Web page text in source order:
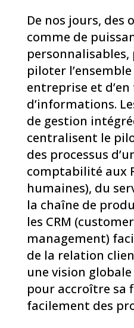
De nos jours, des
comme de
piloter
entreprise et
d’informations.
de gestion
centralisent le
des processus
comptabilité aux
humaines), du
la chaîne de
les CRM
management)
de la relation
une vision
pour accroître sa
facilement des